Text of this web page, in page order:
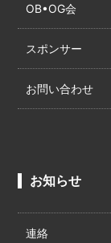
OB•OG会
スポンサー
お問い合わせ
お知らせ
連絡